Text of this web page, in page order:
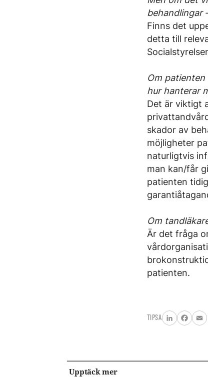
behandlingar
Finns det
detta till
Om
hur hanterar
Det är viktigt
skador av
möjligheter
naturligtvis
man kan/får
patienten
Om
Är det fråga
patienten.
TIPSA
LinkedIn
Upptäck mer